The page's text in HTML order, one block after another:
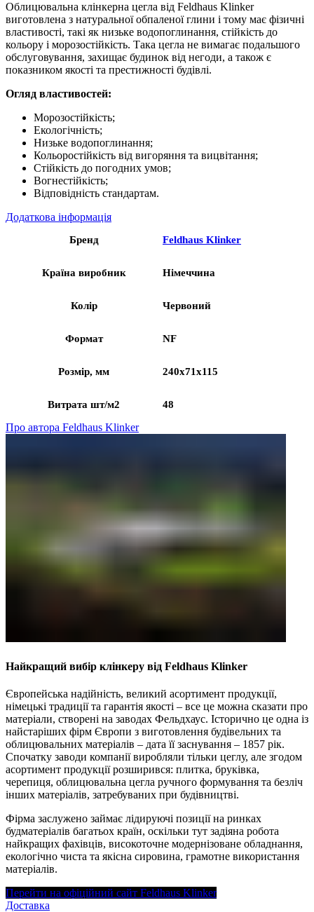
Облицювальна клінкерна цегла від Feldhaus Klinker
виготовлена з натуральної обпаленої глини і тому має фізичні
властивості, такі як низьке водопоглинання, стійкість до
кольору і морозостійкість. Така цегла не вимагає подальшого
обслуговування, захищає будинок від негоди, а також є
показником якості та престижності будівлі.
Огляд властивостей:
Морозостійкість;
Екологічність;
Низьке водопоглинання;
Кольоростійкість від вигоряння та вицвітання;
Стійкість до погодних умов;
Вогнестійкість;
Відповідність стандартам.
Додаткова інформація
Бренд Feldhaus Klinker
Країна виробник Німеччина
Колір Червоний
Формат NF
Розмір, мм 240x71x115
Витрата шт/м2 48
Про автора Feldhaus Klinker
Найкращий вибір клінкеру від Feldhaus Klinker
Європейська надійність, великий асортимент продукції,
німецькі традиції та гарантія якості – все це можна сказати про
матеріали, створені на заводах Фельдхаус. Історично це одна із
найстаріших фірм Європи з виготовлення будівельних та
облицювальних матеріалів – дата її заснування – 1857 рік.
Спочатку заводи компанії виробляли тільки цеглу, але згодом
асортимент продукції розширився: плитка, бруківка,
черепиця, облицювальна цегла ручного формування та безліч
інших матеріалів, затребуваних при будівництві.
Фірма заслужено займає лідируючі позиції на ринках
будматеріалів багатьох країн, оскільки тут задіяна робота
найкращих фахівців, високоточне модернізоване обладнання,
екологічно чиста та якісна сировина, грамотне використання
матеріалів.
Перейти на офіційний сайт Feldhaus Klinker
Доставка